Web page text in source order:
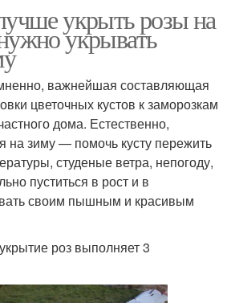
укрыть розы на
укрывать
важнейшая составляющая
цветочных кустов к заморозкам
дома. Естественно,
на зиму — помочь кусту пережить
студеные ветра, непогоду,
пуститься в рост и в
своим пышным и красивым
роз выполняет 3